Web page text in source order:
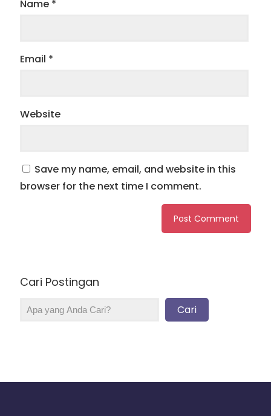
Name *
Email *
Website
Save my name, email, and website in this
browser for the next time I comment.
Cari Postingan
Cari